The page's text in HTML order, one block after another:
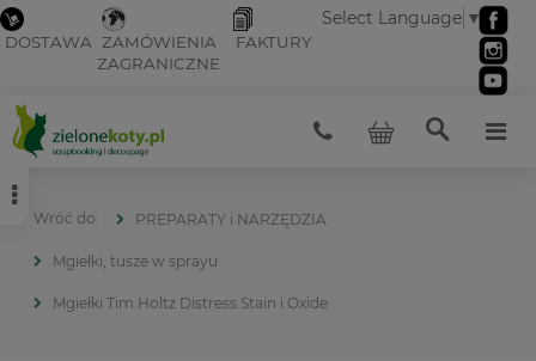
DOSTAWA ZAMÓWIENIA
ZAGRANICZNE
FAKTURY
Select Language ▼
PREPARATY i NARZĘDZIA
Mgiełki, tusze w sprayu
Mgiełki Tim Holtz Distress Stain i Oxide